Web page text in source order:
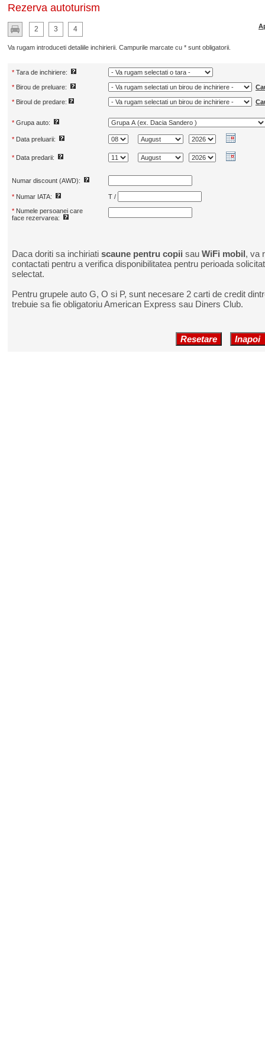
Rezerva autoturism
2 3 4
Va rugam introduceti detaliile inchirierii. Campurile marcate cu * sunt obligatorii.
* Tara de inchiriere:
* Birou de preluare:
* Biroul de predare:
* Grupa auto:
* Data preluarii:
* Data predarii:
Numar discount (AWD):
* Numar IATA:
T /
* Numele persoanei care
face rezervarea:
Daca doriti sa inchiriati scaune pentru copii sau WiFi mobil, va
contactati pentru a verifica disponibilitatea pentru perioada
selectat.
Pentru grupele auto G, O si P, sunt necesare 2 carti de credit
trebuie sa fie obligatoriu American Express sau Diners Club.